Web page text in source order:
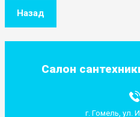
Салон
г. Гомель, ул.
Назад